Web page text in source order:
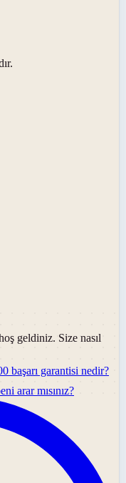
geldiniz. Size nasıl
başarı garantisi nedir?
arar mısınız?